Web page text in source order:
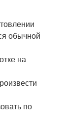
обычной
на
по